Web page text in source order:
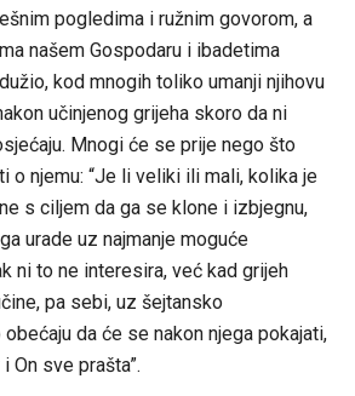
pogledima i ružnim govorom, a
našem Gospodaru i ibadetima
kod mnogih toliko umanji njihovu
učinjenog grijeha skoro da ni
Mnogi će se prije nego što
o njemu: “Je li veliki ili mali, kolika je
s ciljem da ga se klone i izbjegnu,
urade uz najmanje moguće
ni to ne interesira, već kad grijeh
pa sebi, uz šejtansko
da će se nakon njega pokajati,
On sve prašta”.